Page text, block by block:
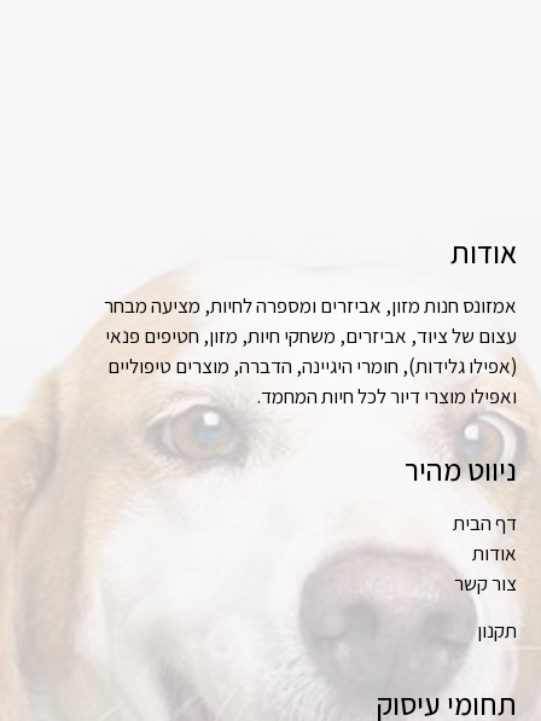
אודות
אמזונס חנות מזון, אביזרים ומספרה לחיות, מציעה מבחר
עצום של ציוד, אביזרים, משחקי חיות, מזון, חטיפים פנאי
(אפילו גלידות), חומרי היגיינה, הדברה, מוצרים טיפוליים
ואפילו מוצרי דיור לכל חיות המחמד.
ניווט מהיר
דף הבית
אודות
צור קשר
תקנון
תחומי עיסוק